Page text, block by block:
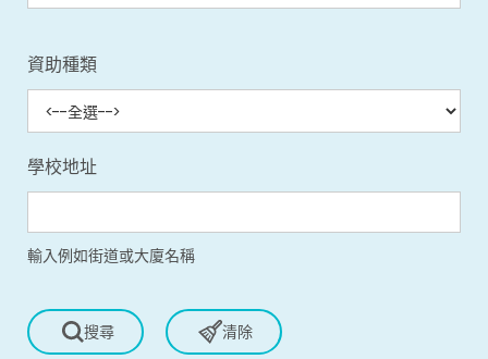
資助種類
學校地址
輸入例如街道或大廈名稱